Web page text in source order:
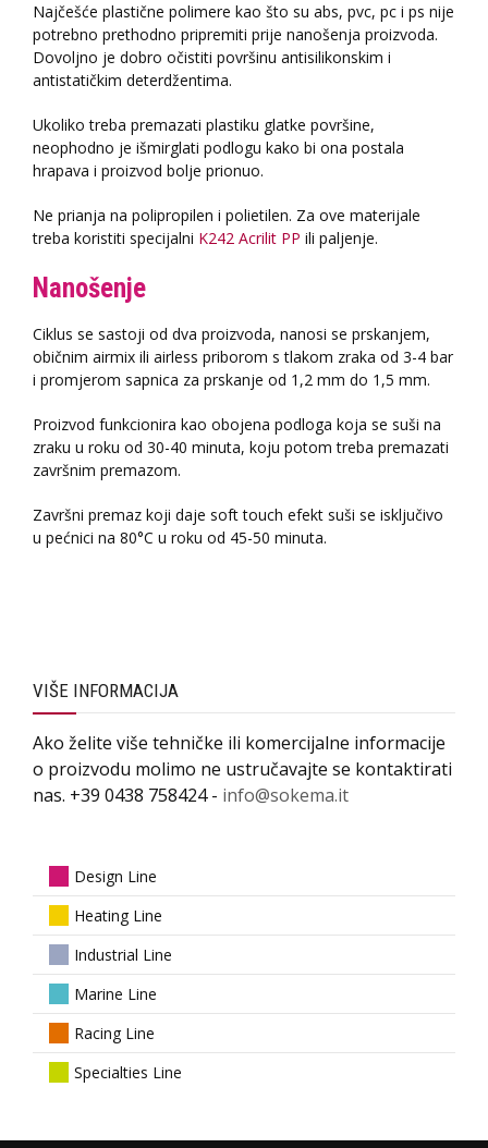
Najčešće plastične polimere kao što su abs, pvc, pc i ps nije
potrebno prethodno pripremiti prije nanošenja proizvoda.
Dovoljno je dobro očistiti površinu antisilikonskim i
antistatičkim deterdžentima.
Ukoliko treba premazati plastiku glatke površine,
neophodno je išmirglati podlogu kako bi ona postala
hrapava i proizvod bolje prionuo.
Ne prianja na polipropilen i polietilen. Za ove materijale
treba koristiti specijalni K242 Acrilit PP ili paljenje.
Nanošenje
Ciklus se sastoji od dva proizvoda, nanosi se prskanjem,
običnim airmix ili airless priborom s tlakom zraka od 3-4 bar
i promjerom sapnica za prskanje od 1,2 mm do 1,5 mm.
Proizvod funkcionira kao obojena podloga koja se suši na
zraku u roku od 30-40 minuta, koju potom treba premazati
završnim premazom.
Završni premaz koji daje soft touch efekt suši se isključivo
u pećnici na 80°C u roku od 45-50 minuta.
VIŠE INFORMACIJA
Ako želite više tehničke ili komercijalne informacije
o proizvodu molimo ne ustručavajte se kontaktirati
nas. +39 0438 758424 - info@sokema.it
Design Line
Heating Line
Industrial Line
Marine Line
Racing Line
Specialties Line